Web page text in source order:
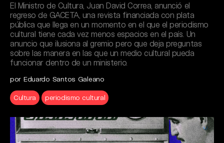
El Ministro de Cultura, Juan David Correa, anunció el
regreso de GACETA, una revista financiada con plata
pública que llega en un momento en el que el periodismo
cultural tiene cada vez menos espacios en el país. Un
anuncio que ilusiona al gremio pero que deja preguntas
sobre las manera en las que un medio cultural pueda
funcionar dentro de un ministerio.
por Eduardo Santos Galeano
Cultura periodismo cultural